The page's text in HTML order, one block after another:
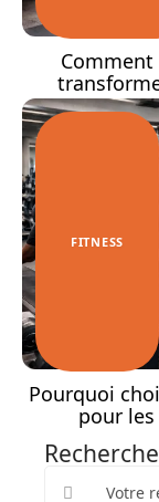
FITNESS
Pourquoi
pour
Recherche